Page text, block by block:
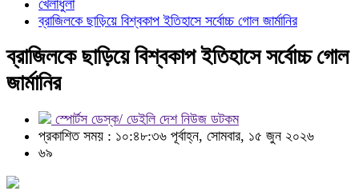
খেলাধুলা
ব্রাজিলকে ছাড়িয়ে বিশ্বকাপ ইতিহাসে সর্বোচ্চ গোল জার্মানির
ব্রাজিলকে ছাড়িয়ে বিশ্বকাপ ইতিহাসে সর্বোচ্চ গোল
জার্মানির
স্পোর্টস ডেস্ক/ ডেইলি দেশ নিউজ ডটকম
প্রকাশিত সময় : ১০:৪৮:৩৬ পূর্বাহ্ন, সোমবার, ১৫ জুন ২০২৬
৬৯